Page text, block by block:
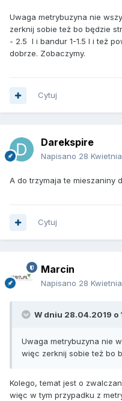
Uwaga metrybuzyna nie
zerknij sobie też bo będzie
- 2.5 l i bandur 1-1.5 l i też
dobrze. Zobaczymy.
Cytuj
Darekspire
Napisano 28
A do trzymaja te mieszaniny
Cytuj
Marcin
Napisano 28
W dniu 28.04.2019 o
Uwaga metrybuzyna nie
więc zerknij sobie też bo
Kolego, temat jest o
więc w tym przypadku z